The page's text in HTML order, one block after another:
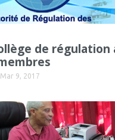
de
Mar 9, 2017